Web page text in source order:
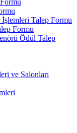
Talep Formu
Formu
Ödül Talep
ve Salonları